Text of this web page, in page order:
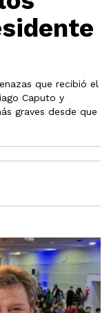
que recibió el
Caputo y
graves desde que